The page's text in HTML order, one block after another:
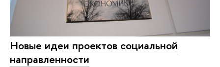
Новые идеи проектов социальной
направленности